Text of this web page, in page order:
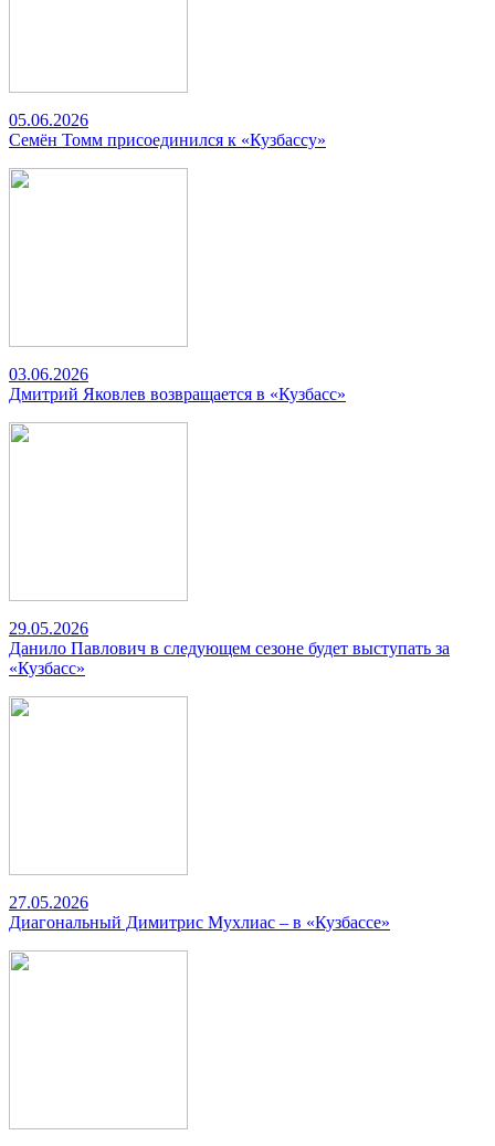
05.06.2026
Семён Томм присоединился к «Кузбассу»
03.06.2026
Дмитрий Яковлев возвращается в «Кузбасс»
29.05.2026
Данило Павлович в следующем сезоне будет выступать за
«Кузбасс»
27.05.2026
Диагональный Димитрис Мухлиас – в «Кузбассе»